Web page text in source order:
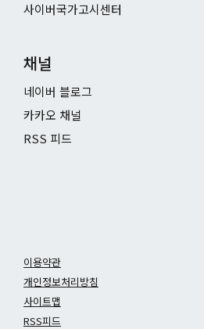
사이버국가고시센터
채널
네이버 블로그
카카오 채널
RSS 피드
이용약관
개인정보처리방침
사이트맵
RSS피드